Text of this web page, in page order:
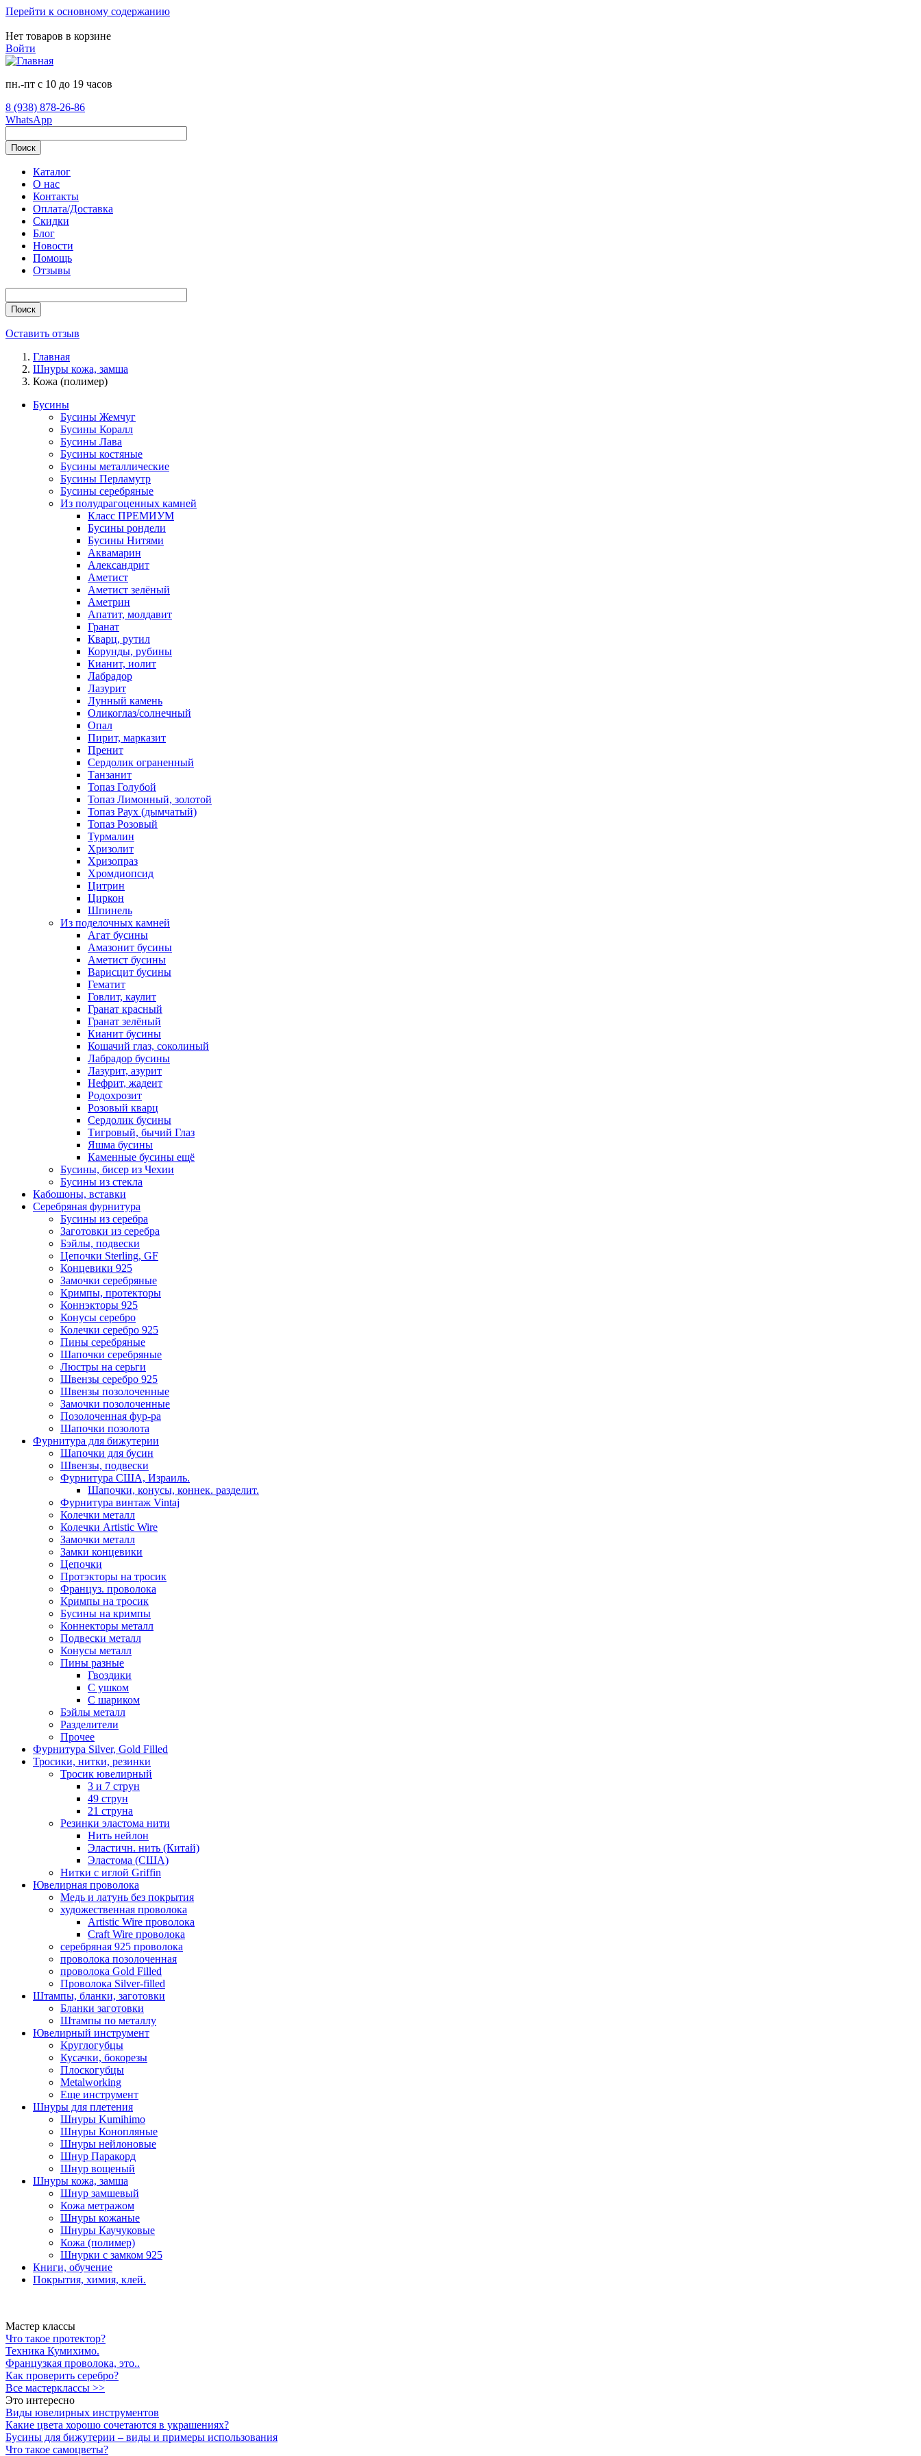
Перейти к основному содержанию
Нет товаров в корзине
Войти
пн.-пт с 10 до 19 часов
8 (938) 878-26-86
WhatsApp
Поиск
Каталог
О нас
Контакты
Оплата/Доставка
Скидки
Блог
Новости
Помощь
Отзывы
Поиск
Оставить отзыв
Главная
Шнуры кожа, замша
Кожа (полимер)
Бусины
Бусины Жемчуг
Бусины Коралл
Бусины Лава
Бусины костяные
Бусины металлические
Бусины Перламутр
Бусины серебряные
Из полудрагоценных камней
Класс ПРЕМИУМ
Бусины рондели
Бусины Нитями
Аквамарин
Александрит
Аметист
Аметист зелёный
Аметрин
Апатит, молдавит
Гранат
Кварц, рутил
Корунды, рубины
Кианит, иолит
Лабрадор
Лазурит
Лунный камень
Оликоглаз/солнечный
Опал
Пирит, марказит
Пренит
Сердолик ограненный
Танзанит
Топаз Голубой
Топаз Лимонный, золотой
Топаз Раух (дымчатый)
Топаз Розовый
Турмалин
Хризолит
Хризопраз
Хромдиопсид
Цитрин
Циркон
Шпинель
Из поделочных камней
Агат бусины
Амазонит бусины
Аметист бусины
Варисцит бусины
Гематит
Говлит, каулит
Гранат красный
Гранат зелёный
Кианит бусины
Кошачий глаз, соколиный
Лабрадор бусины
Лазурит, азурит
Нефрит, жадеит
Родохрозит
Розовый кварц
Сердолик бусины
Тигровый, бычий Глаз
Яшма бусины
Каменные бусины ещё
Бусины, бисер из Чехии
Бусины из стекла
Кабошоны, вставки
Серебряная фурнитура
Бусины из серебра
Заготовки из серебра
Бэйлы, подвески
Цепочки Sterling, GF
Концевики 925
Замочки серебряные
Кримпы, протекторы
Коннэкторы 925
Конусы серебро
Колечки серебро 925
Пины серебряные
Шапочки серебряные
Люстры на серьги
Швензы серебро 925
Швензы позолоченные
Замочки позолоченные
Позолоченная фур-ра
Шапочки позолота
Фурнитура для бижутерии
Шапочки для бусин
Швензы, подвески
Фурнитура США, Израиль.
Шапочки, конусы, коннек. разделит.
Фурнитура винтаж Vintaj
Колечки металл
Колечки Artistic Wire
Замочки металл
Замки концевики
Цепочки
Протэкторы на тросик
Француз. проволока
Кримпы на тросик
Бусины на кримпы
Коннекторы металл
Подвески металл
Конусы металл
Пины разные
Гвоздики
С ушком
С шариком
Бэйлы металл
Разделители
Прочее
Фурнитура Silver, Gold Filled
Тросики, нитки, резинки
Тросик ювелирный
3 и 7 струн
49 струн
21 струна
Резинки эластома нити
Нить нейлон
Эластичн. нить (Китай)
Эластома (США)
Нитки с иглой Griffin
Ювелирная проволока
Медь и латунь без покрытия
художественная проволока
Artistic Wire проволока
Craft Wire проволока
серебряная 925 проволока
проволока позолоченная
проволока Gold Filled
Проволока Silver-filled
Штампы, бланки, заготовки
Бланки заготовки
Штампы по металлу
Ювелирный инструмент
Круглогубцы
Кусачки, бокорезы
Плоскогубцы
Metalworking
Еще инструмент
Шнуры для плетения
Шнуры Kumihimo
Шнуры Конопляные
Шнуры нейлоновые
Шнур Паракорд
Шнур вощеный
Шнуры кожа, замша
Шнур замшевый
Кожа метражом
Шнуры кожаные
Шнуры Каучуковые
Кожа (полимер)
Шнурки с замком 925
Книги, обучение
Покрытия, химия, клей.
Мастер классы
Что такое протектор?
Техника Кумихимо.
Французкая проволока, это..
Как проверить серебро?
Все мастерклассы >>
Это интересно
Виды ювелирных инструментов
Какие цвета хорошо сочетаются в украшениях?
Бусины для бижутерии – виды и примеры использования
Что такое самоцветы?